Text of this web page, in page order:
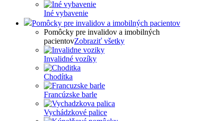
Iné vybavenie
Pomôcky pre invalidov a imobilných pacientov
Pomôcky pre invalidov a imobilných
pacientovZobraziť všetky
Invalidné vozíky
Chodítka
Francúzske barle
Vychádzkové palice